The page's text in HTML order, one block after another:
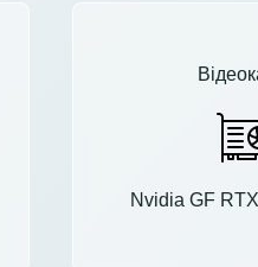
Nvidia GF